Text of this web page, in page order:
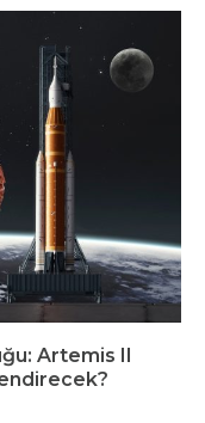
Artemis II